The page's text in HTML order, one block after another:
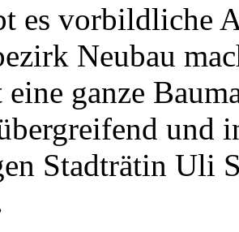
es vorbildliche
Neubau
ganze
und
Stadträtin Uli